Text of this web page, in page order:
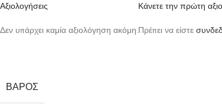
Αξιολογήσεις
Δεν υπάρχει καμία αξιολόγηση ακόμη.
Κάνετε την πρώτη
Πρέπει να είστε
ΒΆΡΟΣ